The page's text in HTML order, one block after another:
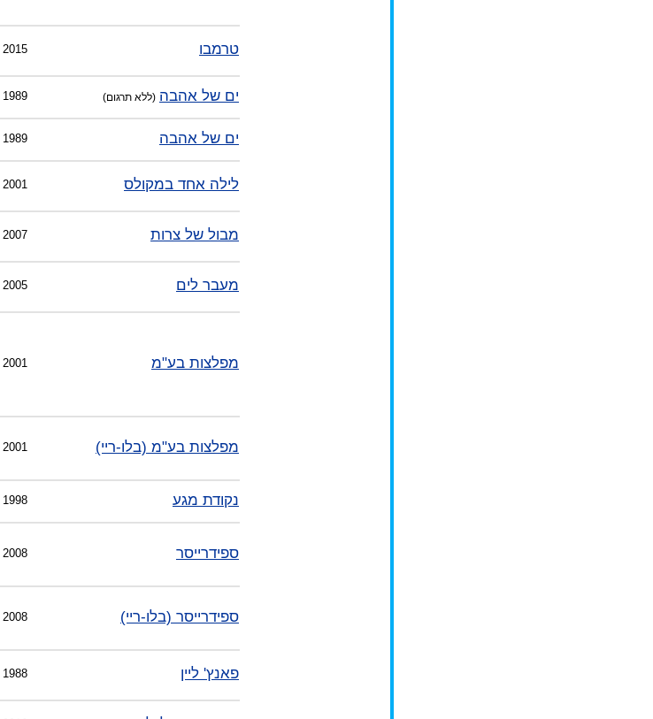
טרמבו 2015
ים של אהבה (ללא תרגום) 1989
ים של אהבה 1989
לילה אחד במקולס 2001
מבול של צרות 2007
מעבר לים 2005
מפלצות בע"מ 2001
מפלצות בע"מ (בלו-ריי) 2001
נקודת מגע 1998
ספידרייסר 2008
ספידרייסר (בלו-ריי) 2008
פאנץ' ליין 1988